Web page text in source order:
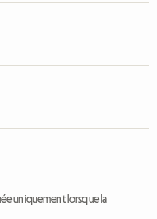
uniquement lorsque la